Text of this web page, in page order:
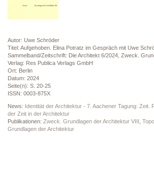
Autor: Uwe Schröder
Titel: Aufgehoben. Elina Potratz im Gespräch mit Uwe
Sammelband/Zeitschrift: Die Architekt 6/2024, Zweck.
Verlag: Res Publica Verlags GmbH
Ort: Berlin
Datum: 2024
Seite(n): S. 20-25
ISSN: 0003-875X
News: Identität der Architektur - 7. Aachener Tagung: Zeit.
der Zeit in der Architektur
Publikationen: Zweck. Grundlagen der Architektur VIII
Grundlagen der Architektur